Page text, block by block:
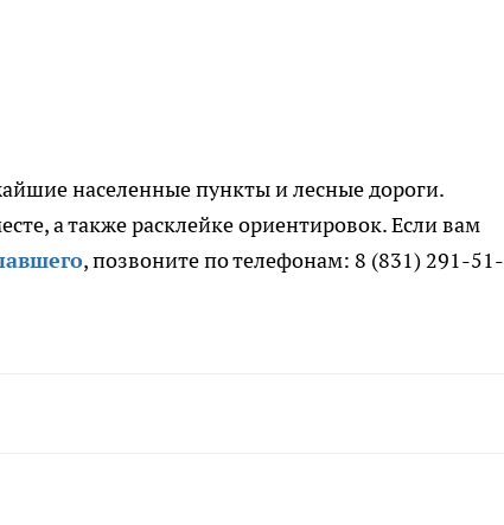
населенные пункты и лесные дороги.
а также расклейке ориентировок. Если вам
, позвоните по телефонам: 8 (831) 291-51-